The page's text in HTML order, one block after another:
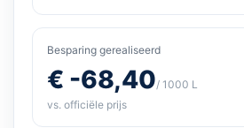
Besparing gerealiseerd
€ -68,40/ 1000 L
vs. officiële prijs